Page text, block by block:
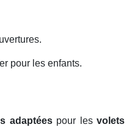
pour les enfants.
adaptéespour lesvolets